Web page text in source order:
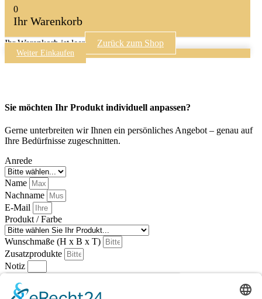
0
Ihr Warenkorb
Ihr Warenkorb ist leer Zurück zum Shop
Weiter Einkaufen
Sie möchten Ihr Produkt individuell anpassen?
Gerne unterbreiten wir Ihnen ein persönliches Angebot – genau auf
Ihre Bedürfnisse zugeschnitten.
Anrede
Name
Nachname
E-Mail
Produkt / Farbe
Wunschmaße (H x B x T)
Zusatzprodukte
Notiz